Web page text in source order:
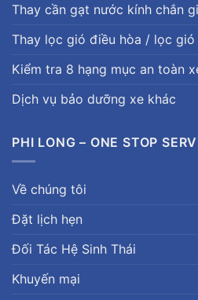
Thay cần gạt nước kính chắn
Thay lọc gió điều hòa / lọc
Kiểm tra 8 hạng mục an toàn
Dịch vụ bảo dưỡng xe khác
PHI LONG – ONE STOP
Về chúng tôi
Đặt lịch hẹn
Đối Tác Hệ Sinh Thái
Khuyến mại